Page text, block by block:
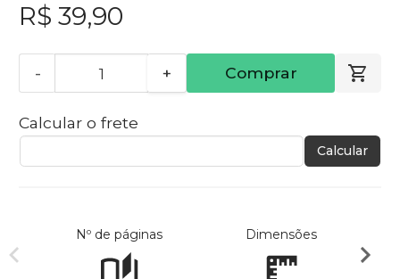
R$ 39,90
- + Comprar
Calcular o frete
Calcular
Nº de páginas Dimensões